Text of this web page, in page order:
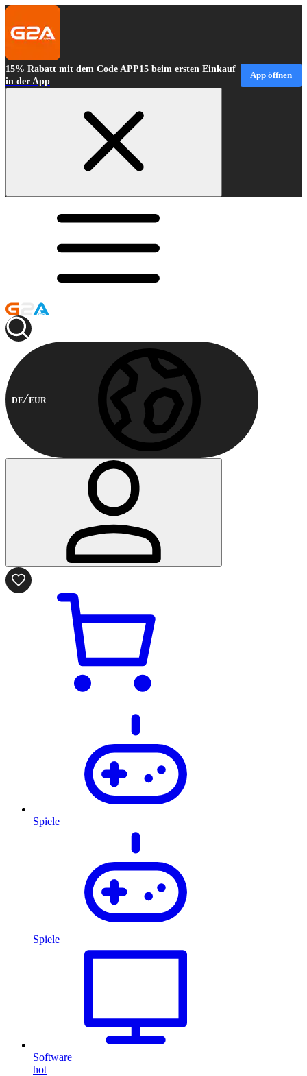
15% Rabatt mit dem Code APP15 beim ersten Einkauf
in der App
App öffnen
DE EUR
Spiele
Spiele
Software
hot